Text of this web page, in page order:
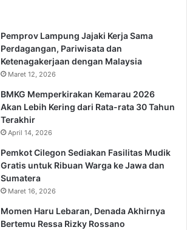
Pemprov Lampung Jajaki Kerja Sama
Perdagangan, Pariwisata dan
Ketenagakerjaan dengan Malaysia
Maret 12, 2026
BMKG Memperkirakan Kemarau 2026
Akan Lebih Kering dari Rata-rata 30 Tahun
Terakhir
April 14, 2026
Pemkot Cilegon Sediakan Fasilitas Mudik
Gratis untuk Ribuan Warga ke Jawa dan
Sumatera
Maret 16, 2026
Momen Haru Lebaran, Denada Akhirnya
Bertemu Ressa Rizky Rossano